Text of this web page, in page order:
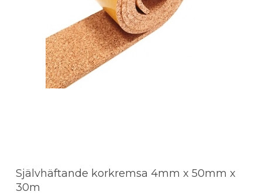
Självhäftande korkremsa 4mm x 50mm x
30m